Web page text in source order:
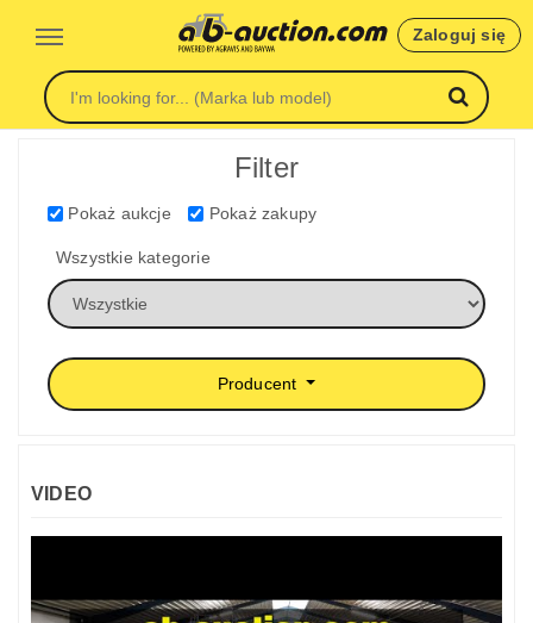
Zaloguj się
Filter
Pokaż aukcje Pokaż zakupy
Wszystkie kategorie
Producent
VIDEO